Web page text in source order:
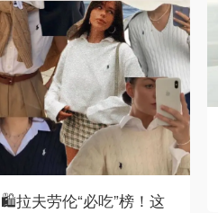
🛍️拉夫劳伦“必吃”榜！这